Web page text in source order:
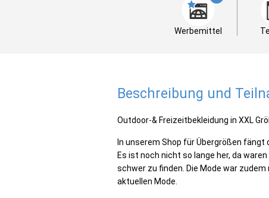
Werbemittel
Beschreibung und
Outdoor-& Freizeitbekleidung in XXL
In unserem Shop für Übergrößen
Es ist noch nicht so lange her, da
schwer zu finden. Die Mode war
aktuellen Mode.